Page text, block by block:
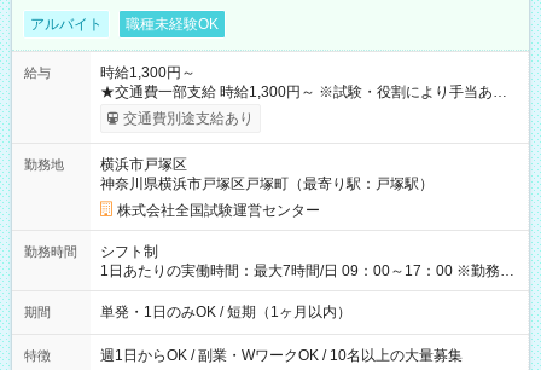
アルバイト 職種未経験OK
給与
時給1,300円～
★交通費一部支給 時給1,300円～ ※試験・役割により手当あり
※勤務回数により昇給あり 【即給（前払い）オプションあ
り！】 希望される場合、勤務から1週間ほどで給与の一部を受け
例】 ・河合塾模擬試験 8:30～17:30（休憩1時間） 時給1,300円
×8時間＝日収10,400円＋交通費 ※当日の役割により時給＋100
円の場合あり ・国家試験 7:00～13:30（休憩なし） 時給1,300
円（役割手当＋100円）×6時間＝日収8,400円＋交通費 【試用期
間】試用期間なし
交通費別途支給あり
勤務地
横浜市戸塚区
神奈川県横浜市戸塚区戸塚町（最寄り駅：戸塚駅）
株式会社全国試験運営センター
勤務時間
シフト制
1日あたりの実働時間：最大7時間/日 09：00～17：00 ※勤務時
間は 試験により異なります。
期間 単発・1日のみOK / 短期（1ヶ月以内）
特徴 週1日からOK / 副業・WワークOK / 10名以上の大量募集